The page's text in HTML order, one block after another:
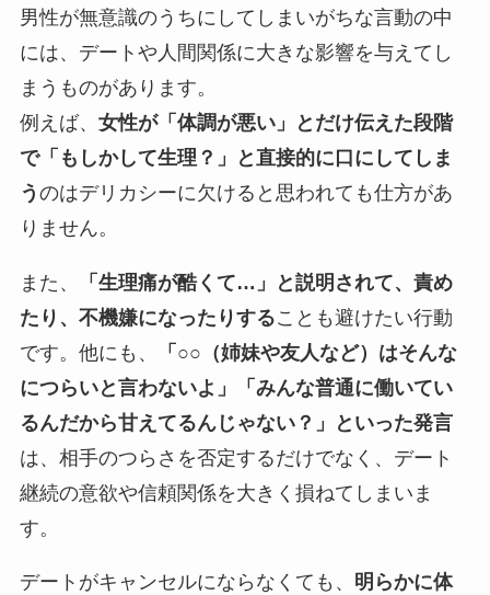
男性が無意識のうちにしてしまいがちな言動の中
には、デートや人間関係に大きな影響を与えてし
まうものがあります。
例えば、 女性が「体調が悪い」とだけ伝えた段階
で「もしかして生理？」と直接的に口にしてしま
う のはデリカシーに欠けると思われても仕方があ
りません。
また、
「生理痛が酷くて…」と説明されて、責め
たり、不機嫌になったりすることも避けたい行動
です。他にも、
「○○（姉妹や友人など）はそんな
につらいと言わないよ」「みんな普通に働いてい
るんだから甘えてるんじゃない？」といった発言
は、相手のつらさを否定するだけでなく、デート
継続の意欲や信頼関係を大きく損ねてしまいま
す。
デートがキャンセルにならなくても、 明らかに体